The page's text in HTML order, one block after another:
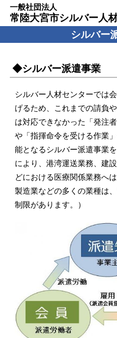
一般社団法人
常陸大宮市シルバー人
シルバー
◆シルバー派遣事業
シルバー人材センターでは
げるため、これまでの請負
は対応できなかった「発注
や「指揮命令を受ける作業
能となるシルバー派遣事業
により、港湾運送業務、建
どにおける医療関係業務へ
製造業などの多くの業種は
制限があります。）